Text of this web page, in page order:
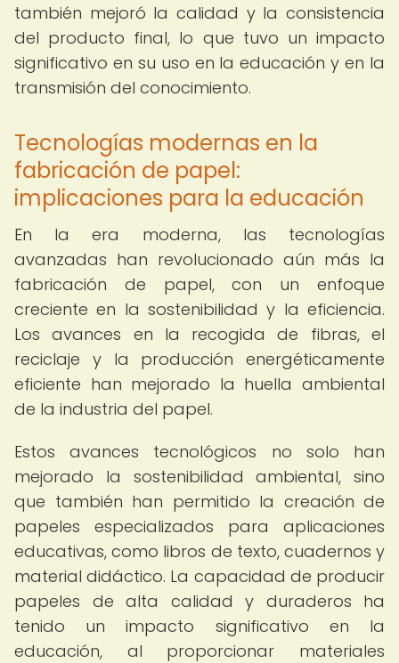
también mejoró la calidad y la consistencia
del producto final, lo que tuvo un impacto
significativo en su uso en la educación y en la
transmisión del conocimiento.
Tecnologías modernas en la
fabricación de papel:
implicaciones para la educación
En la era moderna, las tecnologías
avanzadas han revolucionado aún más la
fabricación de papel, con un enfoque
creciente en la sostenibilidad y la eficiencia.
Los avances en la recogida de fibras, el
reciclaje y la producción energéticamente
eficiente han mejorado la huella ambiental
de la industria del papel.
Estos avances tecnológicos no solo han
mejorado la sostenibilidad ambiental, sino
que también han permitido la creación de
papeles especializados para aplicaciones
educativas, como libros de texto, cuadernos y
material didáctico. La capacidad de producir
papeles de alta calidad y duraderos ha
tenido un impacto significativo en la
educación, al proporcionar materiales